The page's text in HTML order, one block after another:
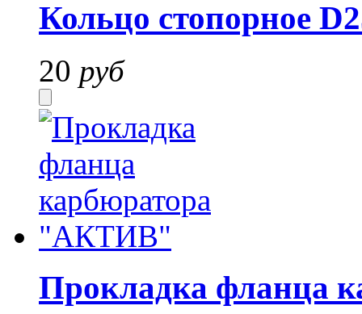
Кольцо стопорное
20 руб
Прокладка фланца